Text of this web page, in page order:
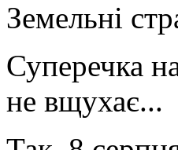
Земельні
Суперечка
не вщухає...